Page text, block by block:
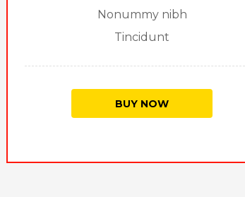
Nonummy nibh
Tincidunt
BUY NOW